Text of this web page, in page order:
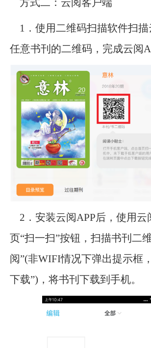
1．使用二维码扫描软件扫描
任意书刊的二维码，完成云阅
2．安装云阅APP后，使用云
页“扫一扫”按钮，扫描书刊二
阅”(非WIFI情况下弹出提示框
下载”)，将书刊下载到手机。